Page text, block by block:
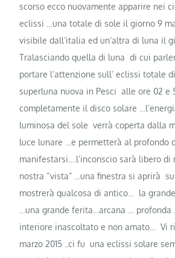
scorso ecco nuovamente apparire nei
eclissi …una totale di sole il giorno 9
visibile dall’italia ed un’altra di luna il
Tralasciando quella di luna di cui
portare l’attenzione sull’ eclissi totale
superluna nuova in Pesci alle ore 02 e
completamente il disco solare
luminosa del sole verrà coperta dalla
luce lunare …e permetterà al profondo
manifestarsi….l’inconscio sarà libero di
nostra “vista” …una finestra si aprirà
mostrerà qualcosa di antico… la
…una grande ferita…arcana …
interiore inascoltato e non amato… Vi
marzo 2015 ..ci fu una eclissi solare